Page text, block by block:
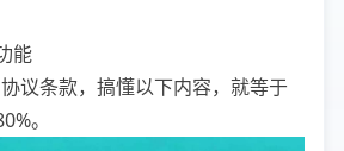
能
议条款，搞懂以下内容，就等于
。